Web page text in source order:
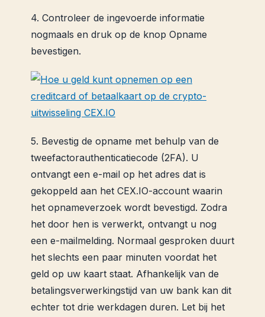
4. Controleer de ingevoerde informatie
nogmaals en druk op de knop Opname
bevestigen.
5. Bevestig de opname met behulp van de
tweefactorauthenticatiecode (2FA). U
ontvangt een e-mail op het adres dat is
gekoppeld aan het CEX.IO-account waarin
het opnameverzoek wordt bevestigd. Zodra
het door hen is verwerkt, ontvangt u nog
een e-mailmelding. Normaal gesproken duurt
het slechts een paar minuten voordat het
geld op uw kaart staat. Afhankelijk van de
betalingsverwerkingstijd van uw bank kan dit
echter tot drie werkdagen duren. Let bij het